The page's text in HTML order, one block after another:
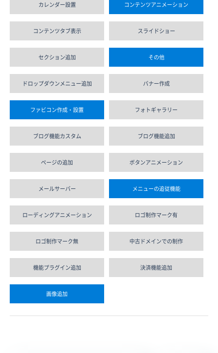
カレンダー設置 コンテンツアニメーション
コンテンツタブ表示 スライドショー
セクション追加 その他
ドロップダウンメニュー追加 バナー作成
ファビコン作成・設置 フォトギャラリー
ブログ機能カスタム ブログ機能追加
ページの追加 ボタンアニメーション
メールサーバー メニューの追従機能
ローディングアニメーション ロゴ制作マーク有
ロゴ制作マーク無 中古ドメインでの制作
機能プラグイン追加 決済機能追加
画像追加